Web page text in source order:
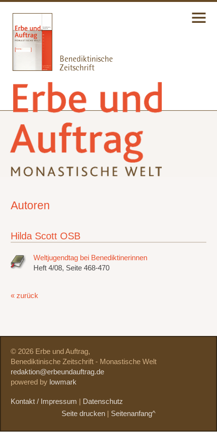
Autoren
Hilda Scott OSB
Weltjugendtag bei Benediktinerinnen
Heft 4/08, Seite 468-470
« zurück
© 2026 Erbe und Auftrag,
Benediktinische Zeitschrift - Monastische Welt
redaktion@erbeundauftrag.de
powered by lowmark
Kontakt / Impressum
Datenschutz
Seite drucken
Seitenanfang^